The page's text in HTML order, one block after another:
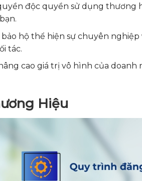
độc quyền sử dụng thương
hộ thể hiện sự chuyên nghiệp
tác.
cao giá trị vô hình của doanh
Hiệu